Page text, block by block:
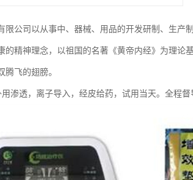
限公司以从事中、器械、用品的开发研制、生产
的精神理念，以祖国的名著《黄帝内经》为理论
腾飞的翅膀。
渗透，离子导入，经皮给药，试用当天。全程督